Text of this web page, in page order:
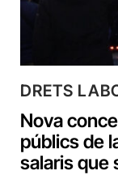
DRETS
Nova
públics de
salaris que